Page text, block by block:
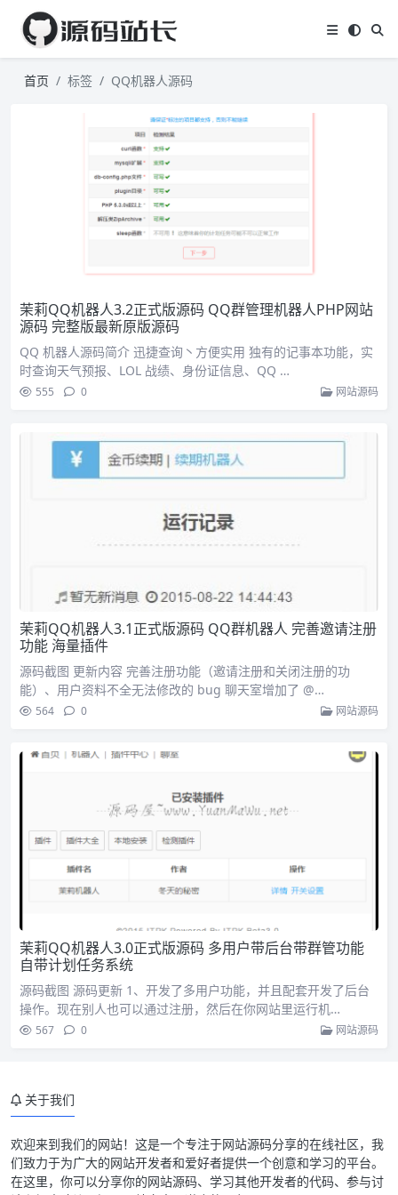
首页 标签 QQ机器人源码
茉莉QQ机器人3.2正式版源码 QQ群管理机器人PHP网站
源码 完整版最新原版源码
QQ 机器人源码简介 迅捷查询丶方便实用 独有的记事本功能，实
时查询天气预报、LOL 战绩、身份证信息、QQ …
555 0 网站源码
茉莉QQ机器人3.1正式版源码 QQ群机器人 完善邀请注册
功能 海量插件
源码截图 更新内容 完善注册功能（邀请注册和关闭注册的功
能）、用户资料不全无法修改的 bug 聊天室增加了 @…
564 0 网站源码
茉莉QQ机器人3.0正式版源码 多用户带后台带群管功能
自带计划任务系统
源码截图 源码更新 1、开发了多用户功能，并且配套开发了后台
操作。现在别人也可以通过注册，然后在你网站里运行机…
567 0 网站源码
关于我们
欢迎来到我们的网站！这是一个专注于网站源码分享的在线社区，我
们致力于为广大的网站开发者和爱好者提供一个创意和学习的平台。
在这里，你可以分享你的网站源码、学习其他开发者的代码、参与讨